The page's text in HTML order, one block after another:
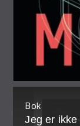
Bok
Jeg er